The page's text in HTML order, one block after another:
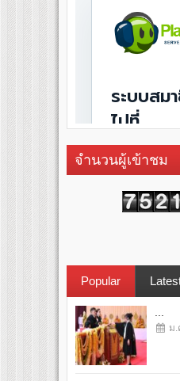
จำนวนผู้เข้าชม
Popular
ม.